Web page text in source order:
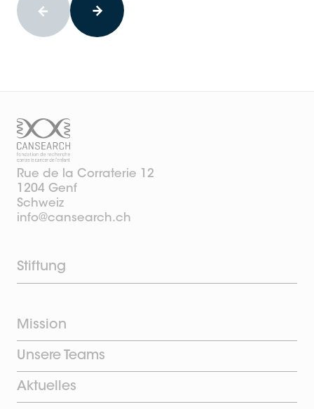
Rue de la Corraterie 12
1204 Genf
Schweiz
info@cansearch.ch
Stiftung
Mission
Unsere Teams
Aktuelles